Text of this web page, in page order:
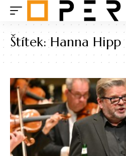
Štítek:Hanna Hipp